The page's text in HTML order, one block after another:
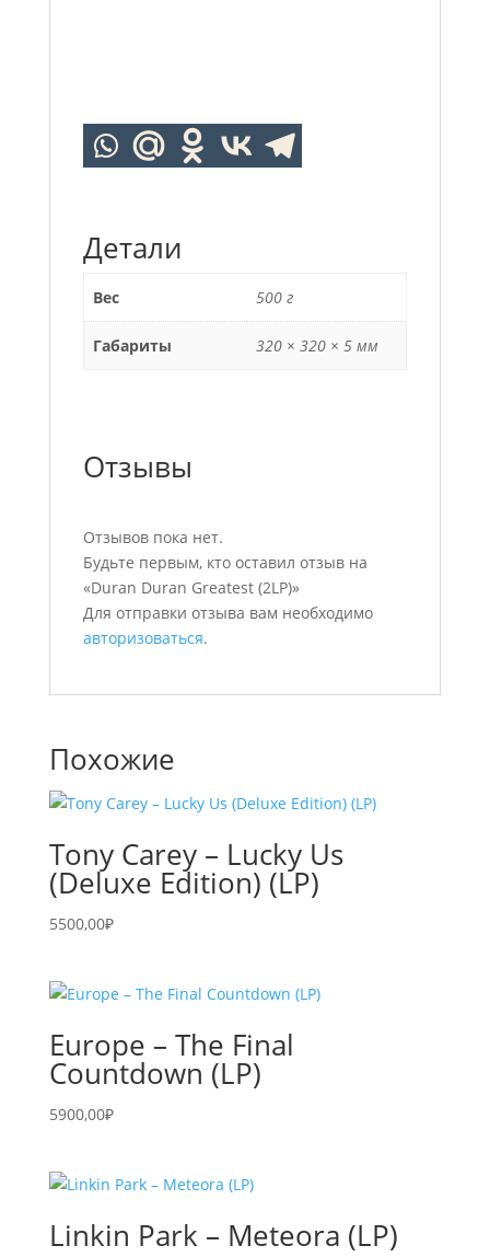
Детали
Вес 500 г
Габариты 320 × 320 × 5 мм
Отзывы
Отзывов пока нет.
Будьте первым, кто оставил отзыв на
«Duran Duran Greatest (2LP)»
Для отправки отзыва вам необходимо
авторизоваться.
Похожие
Tony Carey – Lucky Us
(Deluxe Edition) (LP)
5500,00₽
Europe – The Final
Countdown (LP)
5900,00₽
Linkin Park – Meteora (LP)